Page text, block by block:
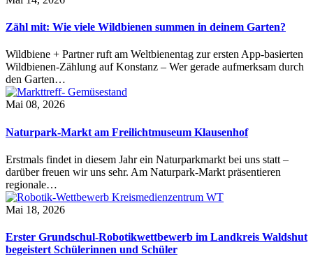
Zähl mit: Wie viele Wildbienen summen in deinem Garten?
Wildbiene + Partner ruft am Weltbienentag zur ersten App-basierten
Wildbienen-Zählung auf Konstanz – Wer gerade aufmerksam durch
den Garten…
Mai 08, 2026
Naturpark-Markt am Freilichtmuseum Klausenhof
Erstmals findet in diesem Jahr ein Naturparkmarkt bei uns statt –
darüber freuen wir uns sehr. Am Naturpark-Markt präsentieren
regionale…
Mai 18, 2026
Erster Grundschul-Robotikwettbewerb im Landkreis Waldshut
begeistert Schülerinnen und Schüler